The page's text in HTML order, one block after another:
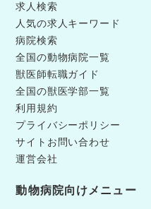
求人検索
人気の求人キーワード
病院検索
全国の動物病院一覧
獣医師転職ガイド
全国の獣医学部一覧
利用規約
プライバシーポリシー
サイトお問い合わせ
運営会社
動物病院向けメニュー